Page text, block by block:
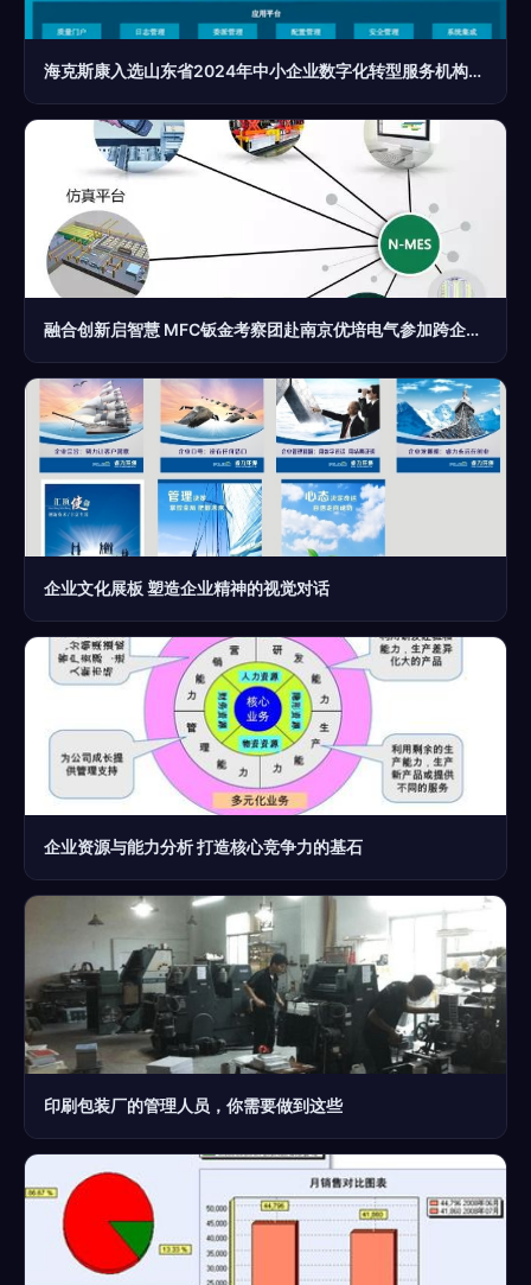
海克斯康入选山东省2024年中小企业数字化转型服务机构，助力企业管理革新
融合创新启智慧 MFC钣金考察团赴南京优培电气参加跨企业智慧管理研讨
企业文化展板 塑造企业精神的视觉对话
企业资源与能力分析 打造核心竞争力的基石
印刷包装厂的管理人员，你需要做到这些